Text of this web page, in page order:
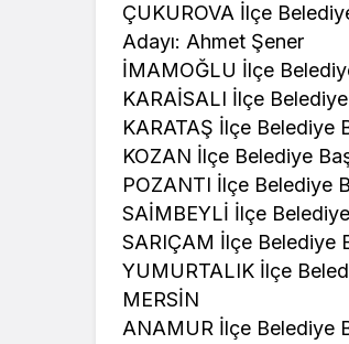
ÇUKUROVA İlçe
Adayı: Ahmet Şener
İMAMOĞLU İlçe
KARAİSALI İlçe
KARATAŞ İlçe Belediye
KOZAN İlçe Belediye
POZANTI İlçe Belediye
SAİMBEYLİ İlçe
SARIÇAM İlçe Belediye
YUMURTALIK İlçe
MERSİN
ANAMUR İlçe Belediye